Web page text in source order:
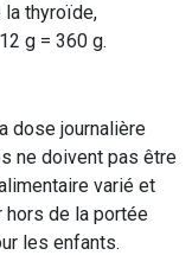
la thyroïde,
g = 360 g.
dose journalière
ne doivent pas être
varié et
hors de la portée
les enfants.